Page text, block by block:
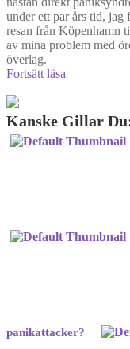
under ett par års tid,
resan från Köpenhamn
av mina problem med
överlag.
Fortsätt läsa
–
del
2
Kanske Gillar
panikattacker?